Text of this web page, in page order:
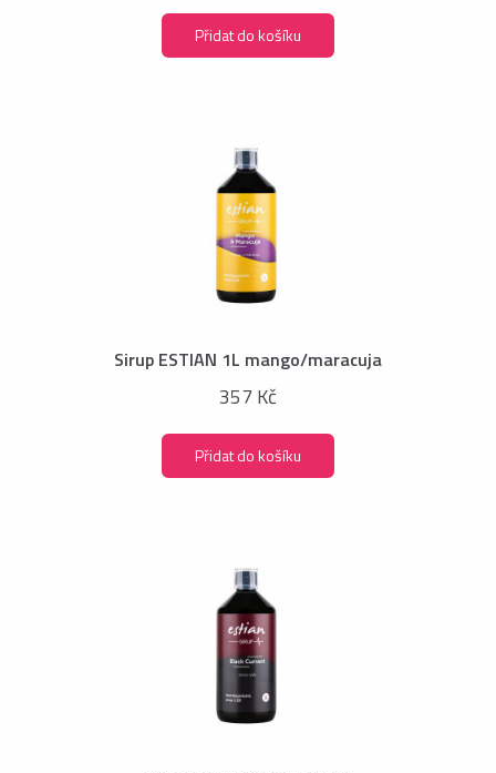
Přidat do košíku
Sirup ESTIAN 1L mango/maracuja
357 Kč
Přidat do košíku